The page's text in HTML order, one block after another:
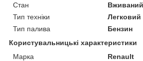
Стан
Вживаний
Тип техніки
Легковий
Тип палива
Бензин
Користувальницькі характеристики
Марка
Renault